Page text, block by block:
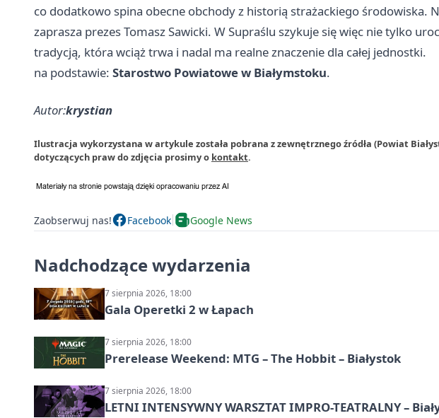
co dodatkowo spina obecne obchody z historią strażackiego środowiska.
zaprasza prezes Tomasz Sawicki. W Supraślu szykuje się więc nie tylko
tradycją, która wciąż trwa i nadal ma realne znaczenie dla całej jednostki.
na podstawie: Starostwo Powiatowe w Białymstoku.
Autor:krystian
Ilustracja wykorzystana w artykule została pobrana z zewnętrznego źródła (Powiat
dotyczących praw do zdjęcia prosimy o kontakt.
Zaobserwuj nas! Facebook Google News
Nadchodzące wydarzenia
7 sierpnia 2026, 18:00
Gala Operetki 2 w Łapach
7 sierpnia 2026, 18:00
Prerelease Weekend: MTG – The Hobbit – Białystok
7 sierpnia 2026, 18:00
LETNI INTENSYWNY WARSZTAT IMPRO-TEATRALNY –